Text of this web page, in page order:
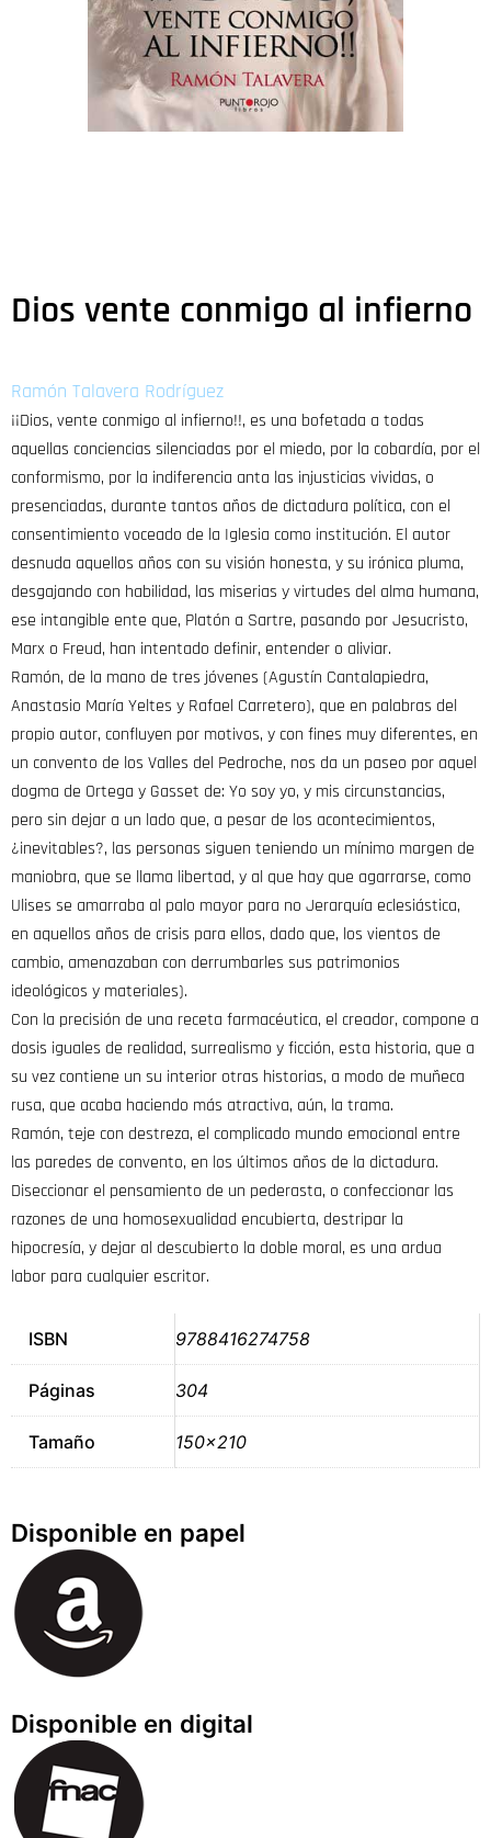
Dios vente conmigo al infierno
Ramón Talavera Rodríguez
¡¡Dios, vente conmigo al infierno!!, es una bofetada a todas
aquellas conciencias silenciadas por el miedo, por la cobardía, por el
conformismo, por la indiferencia anta las injusticias vividas, o
presenciadas, durante tantos años de dictadura política, con el
consentimiento voceado de la Iglesia como institución. El autor
desnuda aquellos años con su visión honesta, y su irónica pluma,
desgajando con habilidad, las miserias y virtudes del alma humana,
ese intangible ente que, Platón a Sartre, pasando por Jesucristo,
Marx o Freud, han intentado definir, entender o aliviar.
Ramón, de la mano de tres jóvenes (Agustín Cantalapiedra,
Anastasio María Yeltes y Rafael Carretero), que en palabras del
propio autor, confluyen por motivos, y con fines muy diferentes, en
un convento de los Valles del Pedroche, nos da un paseo por aquel
dogma de Ortega y Gasset de: Yo soy yo, y mis circunstancias,
pero sin dejar a un lado que, a pesar de los acontecimientos,
¿inevitables?, las personas siguen teniendo un mínimo margen de
maniobra, que se llama libertad, y al que hay que agarrarse, como
Ulises se amarraba al palo mayor para no Jerarquía eclesiástica,
en aquellos años de crisis para ellos, dado que, los vientos de
cambio, amenazaban con derrumbarles sus patrimonios
ideológicos y materiales).
Con la precisión de una receta farmacéutica, el creador, compone a
dosis iguales de realidad, surrealismo y ficción, esta historia, que a
su vez contiene un su interior otras historias, a modo de muñeca
rusa, que acaba haciendo más atractiva, aún, la trama.
Ramón, teje con destreza, el complicado mundo emocional entre
las paredes de convento, en los últimos años de la dictadura.
Diseccionar el pensamiento de un pederasta, o confeccionar las
razones de una homosexualidad encubierta, destripar la
hipocresía, y dejar al descubierto la doble moral, es una ardua
labor para cualquier escritor.
ISBN 9788416274758
Páginas 304
Tamaño 150×210
Disponible en papel
Disponible en digital